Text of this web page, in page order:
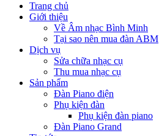
Trang chủ
Giới thiệu
Về Âm nhạc Bình Minh
Tại sao nên mua đàn ABM
Dịch vụ
Sửa chữa nhạc cụ
Thu mua nhạc cụ
Sản phẩm
Đàn Piano điện
Phụ kiện đàn
Phụ kiện đàn piano
Đàn Piano Grand